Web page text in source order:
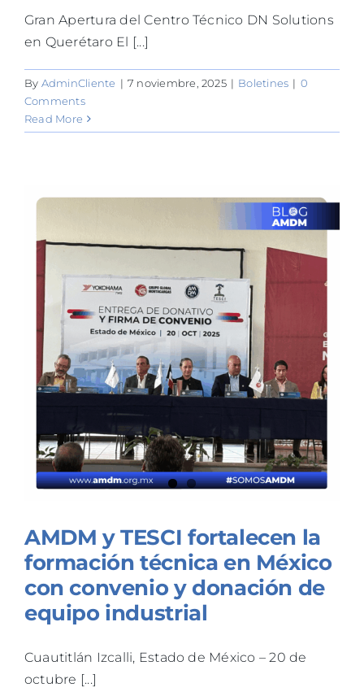
Gran Apertura del Centro Técnico DN Solutions
en Querétaro El [...]
By AdminCliente | 7 noviembre, 2025 | Boletines | 0
Comments
Read More
AMDM y TESCI fortalecen la
formación técnica en México
con convenio y donación de
equipo industrial
Cuautitlán Izcalli, Estado de México – 20 de
octubre [...]